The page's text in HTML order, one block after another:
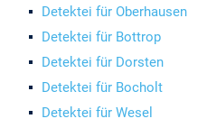
Detektei für Oberhausen
Detektei für Bottrop
Detektei für Dorsten
Detektei für Bocholt
Detektei für Wesel